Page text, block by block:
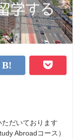
だいております
Abroadコース）